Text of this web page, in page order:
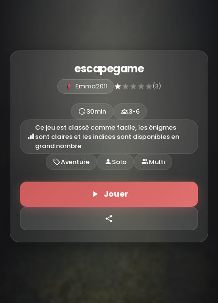
escapegame
Emma2011 (3)
30min
3-6
Ce jeu est classé comme facile, les énigmes
sont claires et les indices sont disponibles en
grand nombre
Aventure
Solo Multi
Jouer